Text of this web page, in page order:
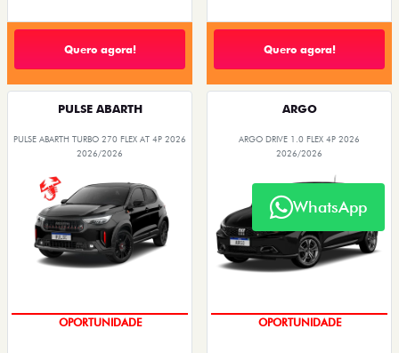
Quero agora! Quero agora!
PULSE ABARTH
PULSE ABARTH TURBO 270 FLEX AT 4P 2026
2026/2026
SAIA DE FIAT 0KM
ARGO
ARGO DRIVE 1.0 FLEX 4P 2026
2026/2026
BÔNUS DE 6 MIL REAIS
WhatsApp